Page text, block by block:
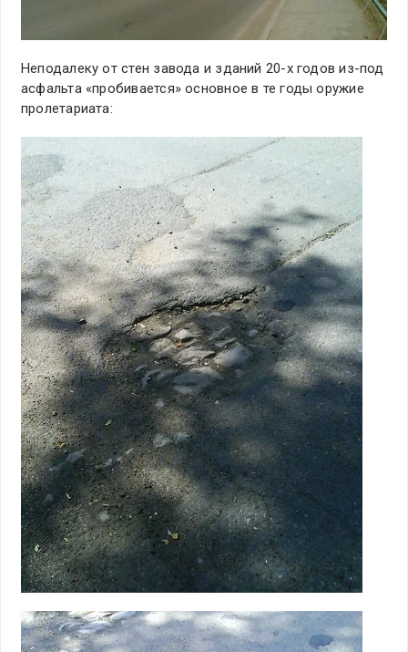
Неподалеку от стен завода и зданий 20-х годов из-под
асфальта «пробивается» основное в те годы оружие
пролетариата: